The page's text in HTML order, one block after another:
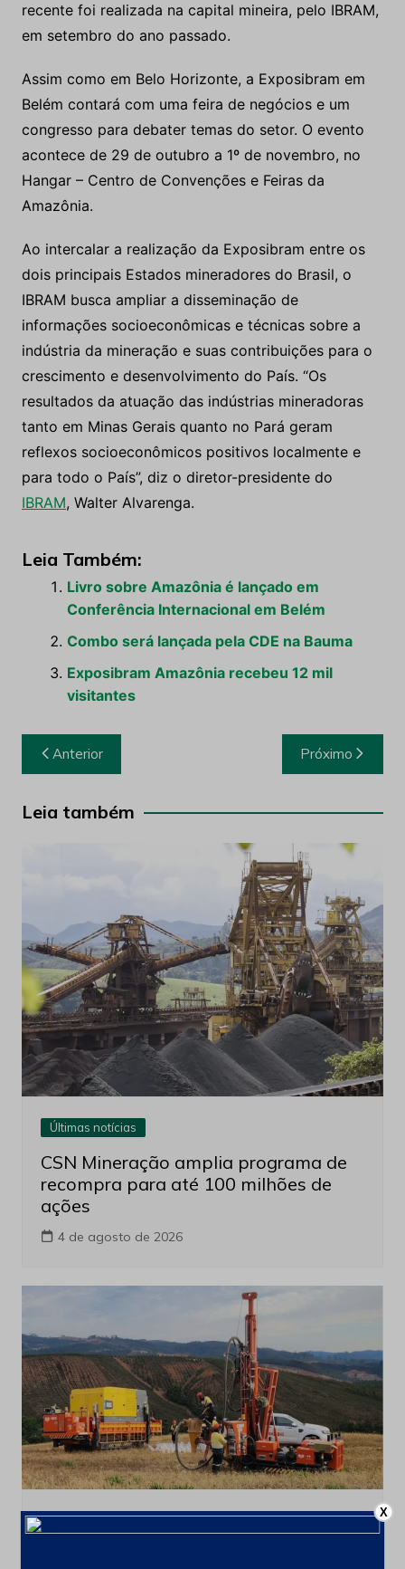
recente foi realizada na capital mineira, pelo IBRAM,
em setembro do ano passado.
Assim como em Belo Horizonte, a Exposibram em
Belém contará com uma feira de negócios e um
congresso para debater temas do setor. O evento
acontece de 29 de outubro a 1º de novembro, no
Hangar – Centro de Convenções e Feiras da
Amazônia.
Ao intercalar a realização da Exposibram entre os
dois principais Estados mineradores do Brasil, o
IBRAM busca ampliar a disseminação de
informações socioeconômicas e técnicas sobre a
indústria da mineração e suas contribuições para o
crescimento e desenvolvimento do País. “Os
resultados da atuação das indústrias mineradoras
tanto em Minas Gerais quanto no Pará geram
reflexos socioeconômicos positivos localmente e
para todo o País”, diz o diretor-presidente do
IBRAM, Walter Alvarenga.
Leia Também:
Livro sobre Amazônia é lançado em
Conferência Internacional em Belém
Combo será lançada pela CDE na Bauma
Exposibram Amazônia recebeu 12 mil
visitantes
Navegação
de
Post
Anterior Próximo
Leia também
Últimas notícias
CSN Mineração amplia programa de
recompra para até 100 milhões de
ações
4 de agosto de 2026
Produção e Exploração Últimas notícias
X